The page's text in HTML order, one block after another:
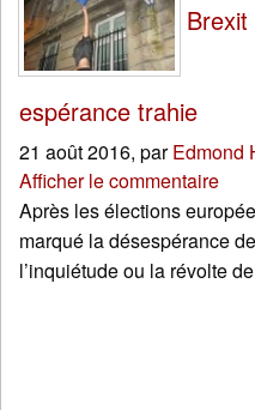
Brexit
espérance trahie
21 août 2016, parEdmond
Afficher le commentaire
Après les élections
marqué la désespérance
l’inquiétude ou la révolte